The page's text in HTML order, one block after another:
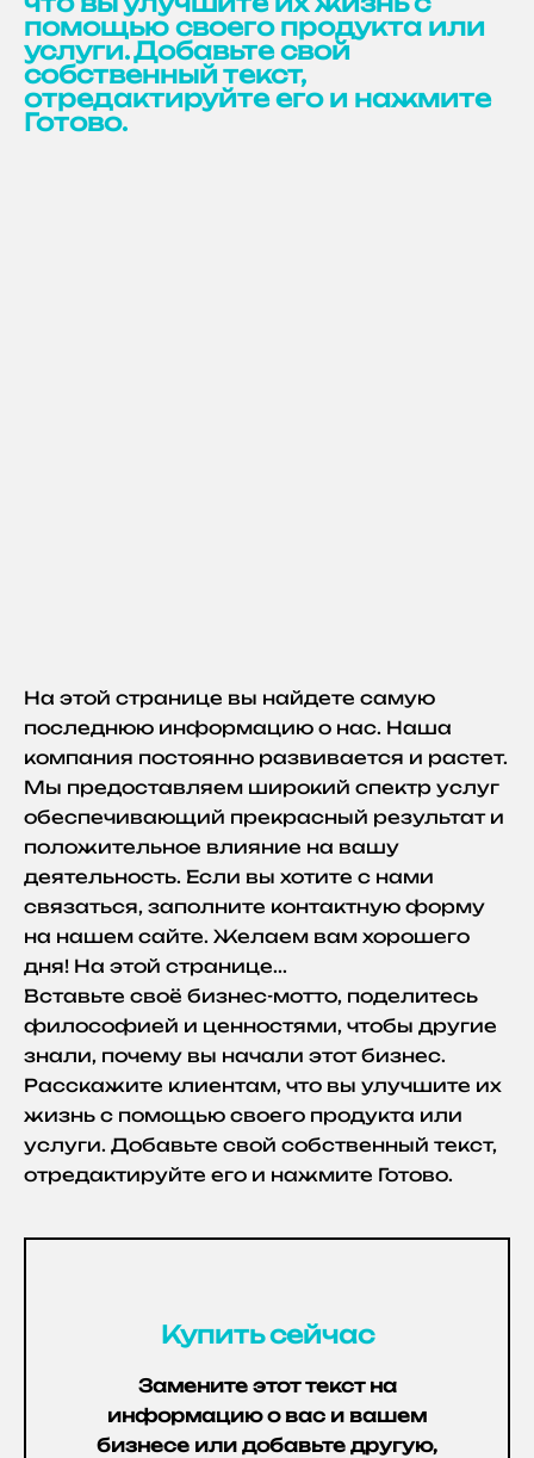
помощью своего продукта или
услуги. Добавьте свой
собственный текст,
отредактируйте его и нажмите
Готово.
На этой странице вы найдете самую
последнюю информацию о нас. Наша
компания постоянно развивается и растет.
Мы предоставляем широкий спектр услуг
обеспечивающий прекрасный результат и
положительное влияние на вашу
деятельность. Если вы хотите с нами
связаться, заполните контактную форму
на нашем сайте. Желаем вам хорошего
дня! На этой странице...
Вставьте своё бизнес-мотто, поделитесь
философией и ценностями, чтобы другие
знали, почему вы начали этот бизнес.
Расскажите клиентам, что вы улучшите их
жизнь с помощью своего продукта или
услуги. Добавьте свой собственный текст,
отредактируйте его и нажмите Готово.
Купить сейчас
Замените этот текст на
информацию о вас и вашем
бизнесе или добавьте другую,